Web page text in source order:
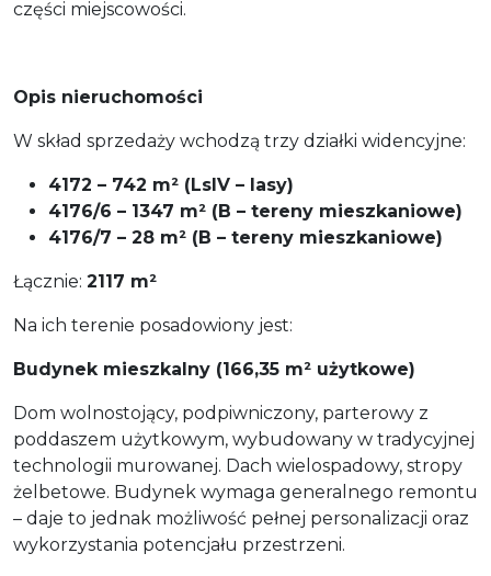
części miejscowości.
Opis nieruchomości
W skład sprzedaży wchodzą trzy działki widencyjne:
4172 – 742 m² (LsIV – lasy)
4176/6 – 1347 m² (B – tereny mieszkaniowe)
4176/7 – 28 m² (B – tereny mieszkaniowe)
Łącznie: 2117 m²
Na ich terenie posadowiony jest:
Budynek mieszkalny (166,35 m² użytkowe)
Dom wolnostojący, podpiwniczony, parterowy z
poddaszem użytkowym, wybudowany w tradycyjnej
technologii murowanej. Dach wielospadowy, stropy
żelbetowe. Budynek wymaga generalnego remontu
– daje to jednak możliwość pełnej personalizacji oraz
wykorzystania potencjału przestrzeni.